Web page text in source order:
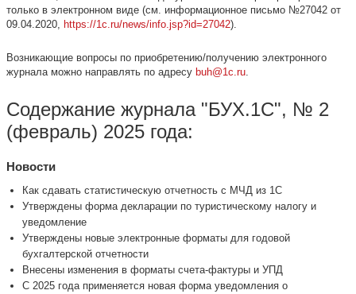
только в электронном виде (см. информационное письмо №27042 от
09.04.2020, https://1c.ru/news/info.jsp?id=27042).
Возникающие вопросы по приобретению/получению электронного
журнала можно направлять по адресу buh@1c.ru
Содержание журнала "БУХ.1С", № 2
(февраль) 2025 года:
Новости
Как сдавать статистическую отчетность с МЧД из 1С
Утверждены форма декларации по туристическому налогу и
уведомление
Утверждены новые электронные форматы для годовой
бухгалтерской отчетности
Внесены изменения в форматы счета-фактуры и УПД
С 2025 года применяется новая форма уведомления о